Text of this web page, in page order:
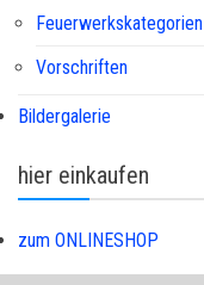
Feuerwerkskategorien
Vorschriften
Bildergalerie
hier einkaufen
zum ONLINESHOP